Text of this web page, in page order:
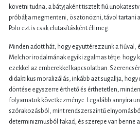
követni tudna, a bátyjaként tisztelt fiú
próbálja megmenteni, ösztönözni, távol tartani
Polo ezt is csak elutasításként éli meg.
Minden adott hát, hogy együttérezzünk a fiúval,
Melchor irodalmának egyik izgalmas tétje: hogy
ezekkel az emberekkel kapcsolatban.
didaktikus moralizálás, inkább azt sugallja, hogy
döntése egyszerre érthető és érthetetlen,
folyamatok következménye. Legalább annyira
szórakozásból, mint rendszerszíntű
determinizmusból fakad, és szerepe van benne